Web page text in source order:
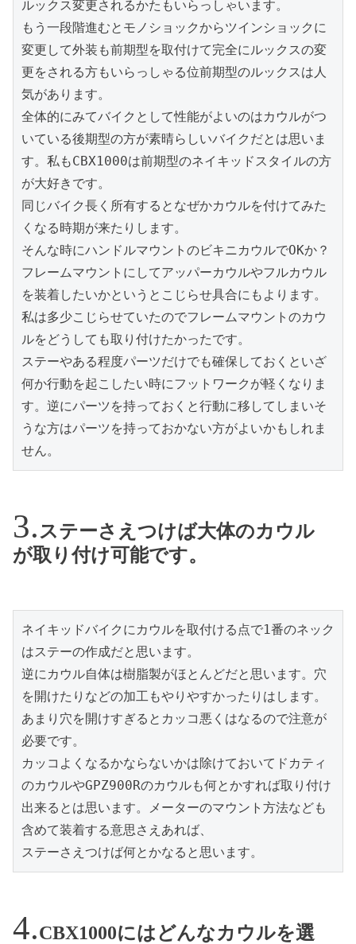
ルックス変更されるかたもいらっしゃいます。
もう一段階進むとモノショックからツインショックに
変更して外装も前期型を取付けて完全にルックスの変
更をされる方もいらっしゃる位前期型のルックスは人
気があります。
全体的にみてバイクとして性能がよいのはカウルがつ
いている後期型の方が素晴らしいバイクだとは思いま
す。私もCBX1000は前期型のネイキッドスタイルの方
が大好きです。
同じバイク長く所有するとなぜかカウルを付けてみた
くなる時期が来たりします。
そんな時にハンドルマウントのビキニカウルでOKか？
フレームマウントにしてアッパーカウルやフルカウル
を装着したいかというとこじらせ具合にもよります。
私は多少こじらせていたのでフレームマウントのカウ
ルをどうしても取り付けたかったです。
ステーやある程度パーツだけでも確保しておくといざ
何か行動を起こしたい時にフットワークが軽くなりま
す。逆にパーツを持っておくと行動に移してしまいそ
うな方はパーツを持っておかない方がよいかもしれま
せん。
ステーさえつけば大体のカウル
が取り付け可能です。
ネイキッドバイクにカウルを取付ける点で1番のネック
はステーの作成だと思います。
逆にカウル自体は樹脂製がほとんどだと思います。穴
を開けたりなどの加工もやりやすかったりはします。
あまり穴を開けすぎるとカッコ悪くはなるので注意が
必要です。
カッコよくなるかならないかは除けておいてドカティ
のカウルやGPZ900Rのカウルも何とかすれば取り付け
出来るとは思います。メーターのマウント方法なども
含めて装着する意思さえあれば、
ステーさえつけば何とかなると思います。
CBX1000にはどんなカウルを選